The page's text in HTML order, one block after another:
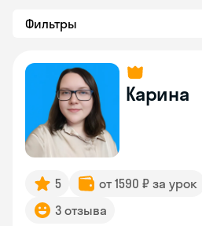
Фильтры
Карина
5 от 1590 ₽ за урок
3 отзыва
Skyeng Chat